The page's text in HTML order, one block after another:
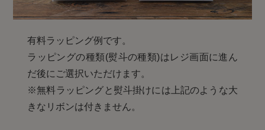
有料ラッピング例です。
ラッピングの種類(熨斗の種類)はレジ画面に進ん
だ後にご選択いただけます。
※無料ラッピングと熨斗掛けには上記のような大
きなリボンは付きません。